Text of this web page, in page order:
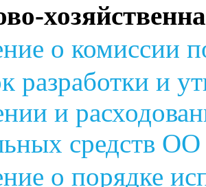
о комиссии
разработки и
и
средств ОО
о порядке